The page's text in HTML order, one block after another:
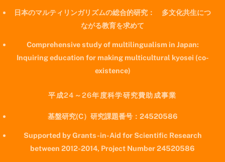
日本のマルティリンガリズムの総合的研究： 多文化共生につ
ながる教育を求めて
Comprehensive study of multilingualism in Japan:
Inquiring education for making multicultural kyosei (co-
existence)
平成24～26年度科学研究費助成事業
基盤研究(C）研究課題番号：24520586
Supported by Grants-in-Aid for Scientific Research
between 2012-2014, Project Number 24520586